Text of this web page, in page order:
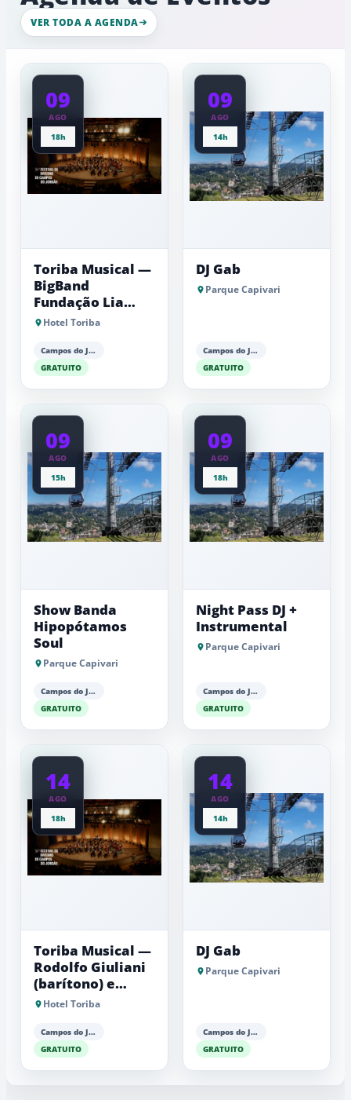
intenso
nesta
quinta-
feira
a
VER TODA A AGENDA
09
AGO
18h
Toriba Musical —
BigBand
Fundação Lia
Maria Aguiar
Hotel Toriba
Campos do Jordão
GRATUITO
09
AGO
14h
DJ Gab
Parque Capivari
Campos do Jordão
GRATUITO
09
AGO
15h
Show Banda
Hipopótamos
Soul
Parque Capivari
Campos do Jordão
GRATUITO
09
AGO
18h
Night Pass DJ +
Instrumental
Parque Capivari
Campos do Jordão
GRATUITO
14
AGO
18h
Toriba Musical —
Rodolfo Giuliani
(barítono) e
Antonio Luiz
Hotel Toriba
Campos do Jordão
GRATUITO
14
AGO
14h
DJ Gab
Parque Capivari
Campos do Jordão
GRATUITO